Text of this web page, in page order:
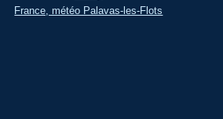
France, météo Palavas-les-Flots